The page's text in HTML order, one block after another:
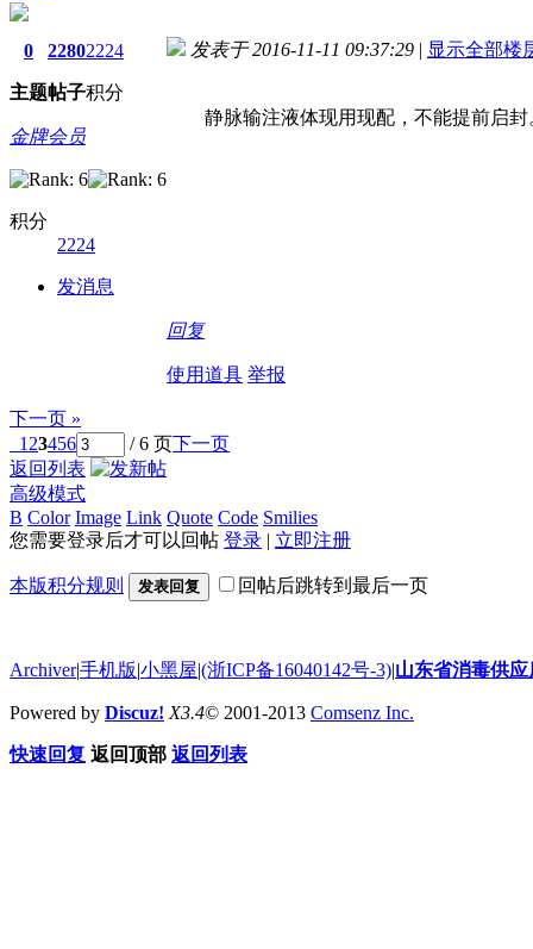
0
主题
2280
帖子
2224
积分
金牌会员
积分
2224
发消息
发表于 2016-11-11 09:37:29 | 显示全部楼
静脉输注液体现用现配，不能提前启封
回复
使用道具 举报
下一页 »
1 23456 / 6 页下一页
返回列表
高级模式
B Color Image Link Quote Code Smilies
您需要登录后才可以回帖 登录 | 立即注册
本版积分规则 发表回复 回帖后跳转到最后一页
Archiver|手机版|小黑屋|(浙ICP备16040142号-3)|山东省消毒供
Powered by Discuz! X3.4© 2001-2013 Comsenz Inc.
快速回复 返回顶部 返回列表